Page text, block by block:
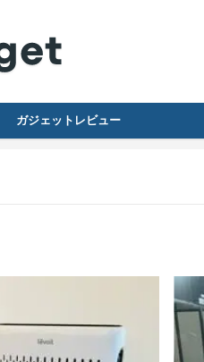
ガジェットレビュー